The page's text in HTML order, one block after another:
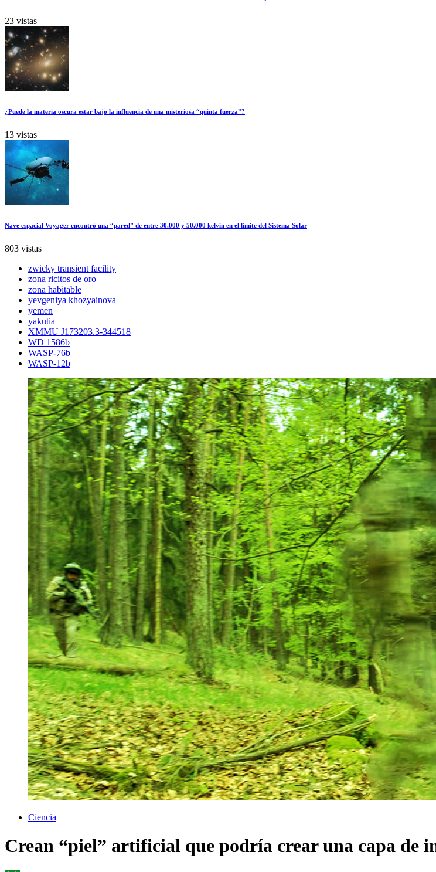
23 vistas
¿Puede la materia oscura estar bajo la influencia de una misteriosa “quinta fuerza”?
13 vistas
Nave espacial Voyager encontró una “pared” de entre 30.000 y 50.000 kelvin en el límite del Sistema Solar
803 vistas
zwicky transient facility
zona ricitos de oro
zona habitable
yevgeniya khozyainova
yemen
yakutia
XMMU J173203.3-344518
WD 1586b
WASP-76b
WASP-12b
Ciencia
Crean “piel” artificial que podría crear una capa de